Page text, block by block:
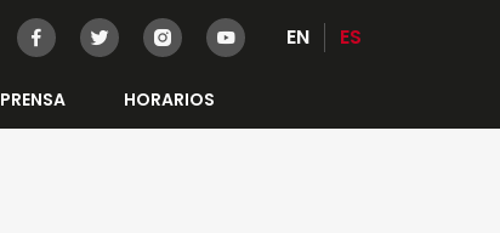
EN ES
PRENSA HORARIOS